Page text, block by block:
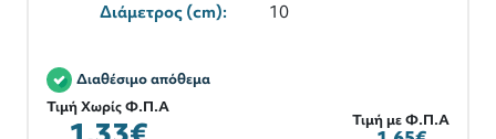
Διάμετρος (cm): 10
Διαθέσιμο απόθεμα
Τιμή Χωρίς Φ.Π.Α
Τιμή με Φ.Π.Α